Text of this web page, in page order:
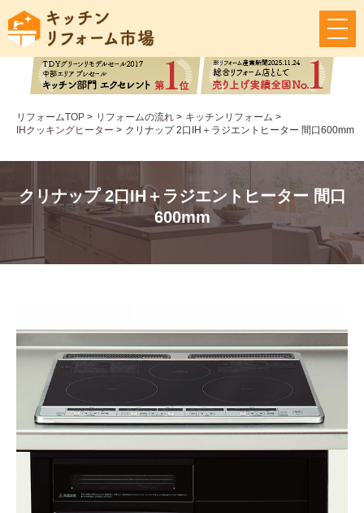
メ
ニ
リフォームTOP > リフォームの流れ > キッチンリフォーム >
IHクッキングヒーター > クリナップ 2口IH＋ラジエントヒーター 間口600mm
クリナップ 2口IH＋ラジエントヒーター 間口
600mm